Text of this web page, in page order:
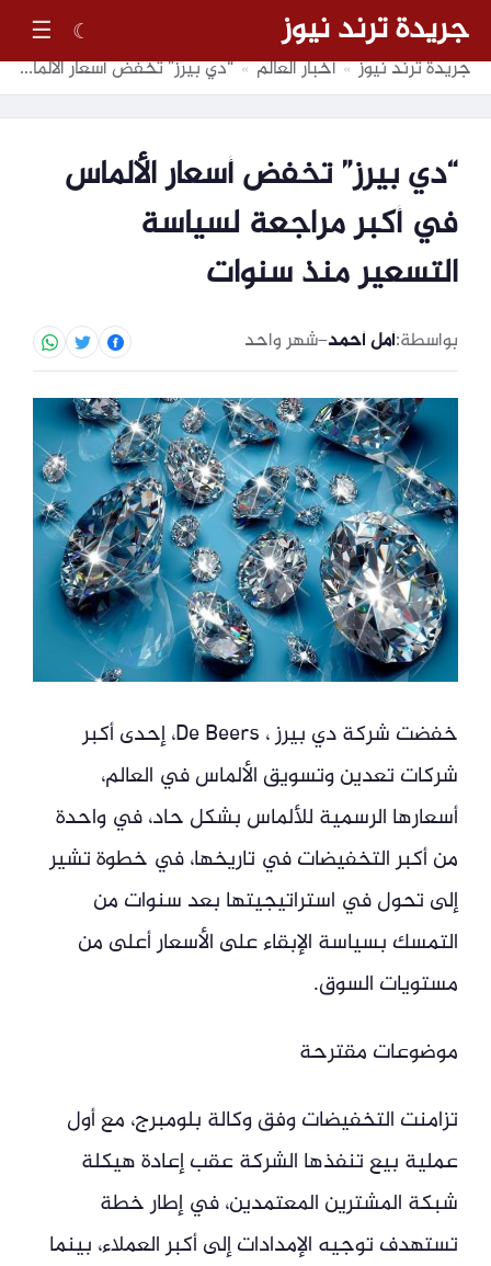
جريدة ترند نيوز ☾
☰
جريدة ترند نيوز » أخبار العالم » “دي بيرز” تخفض أسعار الألماس في أكبر مراجعة لسياسة التسعير منذ سنوات
“دي بيرز” تخفض أسعار الألماس
في أكبر مراجعة لسياسة
التسعير منذ سنوات
بواسطة:أمل أحمد–شهر واحد
خفضت شركة دي بيرز ، De Beers، إحدى أكبر
شركات تعدين وتسويق الألماس في العالم،
أسعارها الرسمية للألماس بشكل حاد، في واحدة
من أكبر التخفيضات في تاريخها، في خطوة تشير
إلى تحول في استراتيجيتها بعد سنوات من
التمسك بسياسة الإبقاء على الأسعار أعلى من
مستويات السوق.
موضوعات مقترحة
تزامنت التخفيضات وفق وكالة بلومبرج، مع أول
عملية بيع تنفذها الشركة عقب إعادة هيكلة
شبكة المشترين المعتمدين، في إطار خطة
تستهدف توجيه الإمدادات إلى أكبر العملاء، بينما